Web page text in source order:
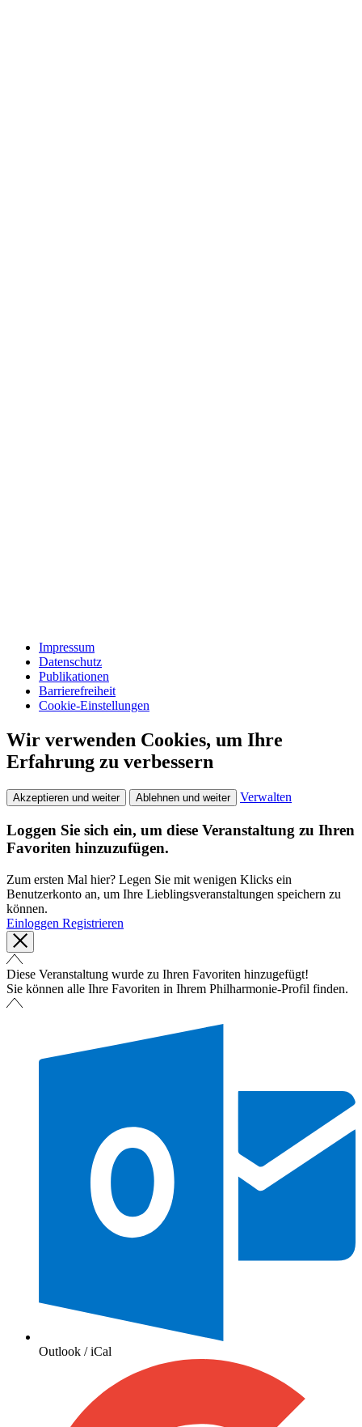
Impressum
Datenschutz
Publikationen
Barrierefreiheit
Cookie-Einstellungen
Wir verwenden Cookies, um Ihre
Erfahrung zu verbessern
Akzeptieren und weiter Ablehnen und weiter Verwalten
Loggen Sie sich ein, um diese Veranstaltung zu Ihren
Favoriten hinzuzufügen.
Zum ersten Mal hier? Legen Sie mit wenigen Klicks ein
Benutzerkonto an, um Ihre Lieblingsveranstaltungen speichern zu
können.
Einloggen Registrieren
Diese Veranstaltung wurde zu Ihren Favoriten hinzugefügt!
Sie können alle Ihre Favoriten in Ihrem Philharmonie-Profil finden.
Outlook / iCal